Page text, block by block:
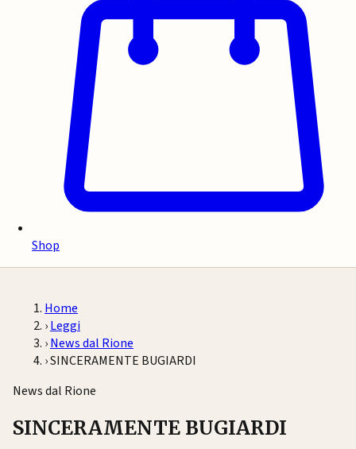
Shop
Home
›Leggi
›News dal Rione
›SINCERAMENTE BUGIARDI
News dal Rione
SINCERAMENTE BUGIARDI